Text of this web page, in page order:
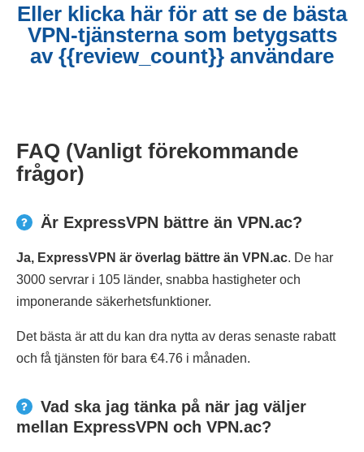
Eller klicka här för att se de bästa
VPN-tjänsterna som betygsatts
av {{review_count}} användare
FAQ (Vanligt förekommande
frågor)
Är ExpressVPN bättre än VPN.ac?
Ja, ExpressVPN är överlag bättre än VPN.ac. De har
3000 servrar i 105 länder, snabba hastigheter och
imponerande säkerhetsfunktioner.
Det bästa är att du kan dra nytta av deras senaste rabatt
och få tjänsten för bara €4.76 i månaden.
Vad ska jag tänka på när jag väljer
mellan ExpressVPN och VPN.ac?